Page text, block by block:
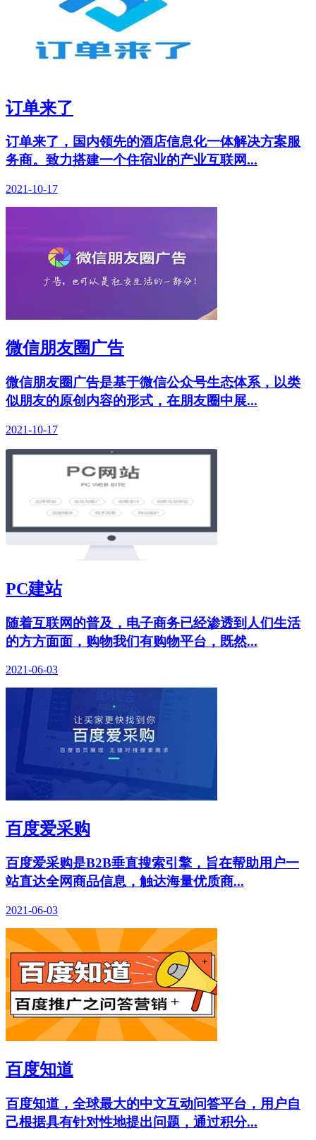
订单来了
订单来了，国内领先的酒店信息化一体解决方案服
务商。致力搭建一个住宿业的产业互联网...
2021-10-17
微信朋友圈广告
微信朋友圈广告是基于微信公众号生态体系，以类
似朋友的原创内容的形式，在朋友圈中展...
2021-10-17
PC建站
随着互联网的普及，电子商务已经渗透到人们生活
的方方面面，购物我们有购物平台，既然...
2021-06-03
百度爱采购
百度爱采购是B2B垂直搜索引擎，旨在帮助用户一
站直达全网商品信息，触达海量优质商...
2021-06-03
百度知道
百度知道，全球最大的中文互动问答平台，用户自
己根据具有针对性地提出问题，通过积分...